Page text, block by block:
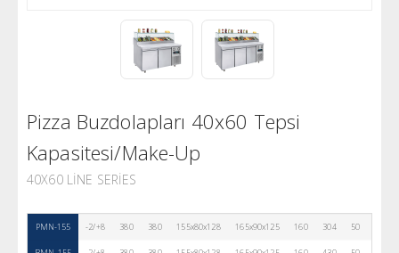
Pizza Buzdolapları 40x60 Tepsi
Kapasitesi/Make-Up
40X60 LINE SERIES
PMN-155 -2/+8 380 380 155x80x128 165x90x125 160 304 50